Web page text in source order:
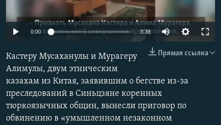
0:00 3:38 Auto
404p
Прямая ссылка
Кастеру Мусаханулы и Мурагеру
Алимулы, двум этническим
казахам из Китая, заявившим о бегстве из-за
преследований в Синьцзяне коренных
тюркоязычных общин, вынесли приговор по
обвинению в «умышленном незаконном